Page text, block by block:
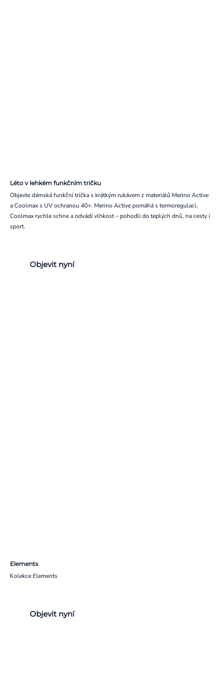
Léto v lehkém funkčním tričku
Objevte dámská funkční trička s krátkým rukávem z materiálů Merino Active
a Coolmax s UV ochranou 40+. Merino Active pomáhá s termoregulací,
Coolmax rychle schne a odvádí vlhkost – pohodlí do teplých dnů, na cesty i
sport.
Objevit nyní
Elements
Kolekce Elements
Objevit nyní